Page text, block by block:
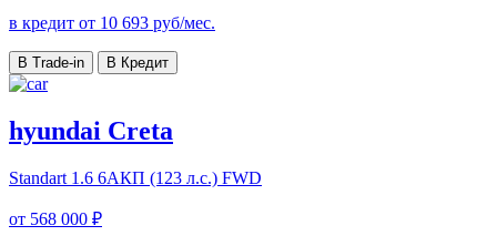
в кредит от 10 693 руб/мес.
В Trade-in В Кредит
hyundai Creta
Standart 1.6 6AКП (123 л.с.) FWD
от 568 000 ₽